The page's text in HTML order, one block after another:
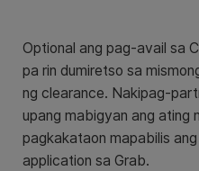
Optional ang pag-avail sa
pa rin dumiretso sa
ng clearance. Nakipag-
upang mabigyan ang ating
pagkakataon mapabilis
application sa Grab.